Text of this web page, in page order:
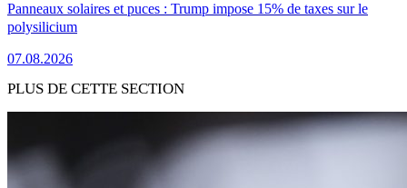
Panneaux solaires et puces : Trump impose 15% de taxes sur le
polysilicium
07.08.2026
PLUS DE CETTE SECTION